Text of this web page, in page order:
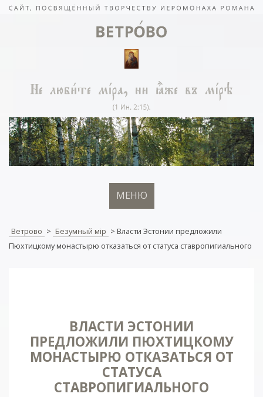
МЕНЮ
Ветрово > Безумный мiр > Власти Эстонии предложили
Пюхтицкому монастырю отказаться от статуса ставропигиального
ВЛАСТИ ЭСТОНИИ
ПРЕДЛОЖИЛИ ПЮХТИЦКОМУ
МОНАСТЫРЮ ОТКАЗАТЬСЯ ОТ
СТАТУСА
СТАВРОПИГИАЛЬНОГО